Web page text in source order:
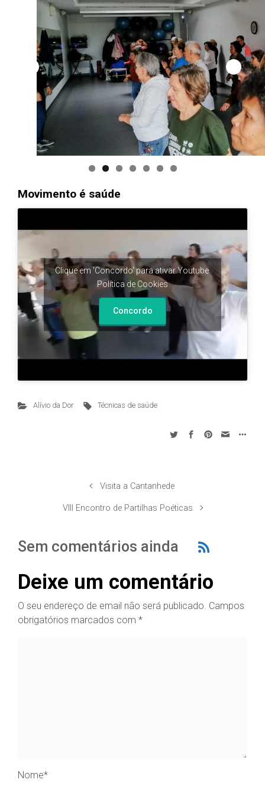
Movimento é saúde
Clique em 'Concordo' para ativar Youtube
Política de Cookies
Concordo
Alívio da Dor Técnicas de saúde
Visita a Cantanhede
VIII Encontro de Partilhas Poéticas
Sem comentários ainda
Deixe um comentário
O seu endereço de email não será publicado. Campos
obrigatórios marcados com *
Nome*